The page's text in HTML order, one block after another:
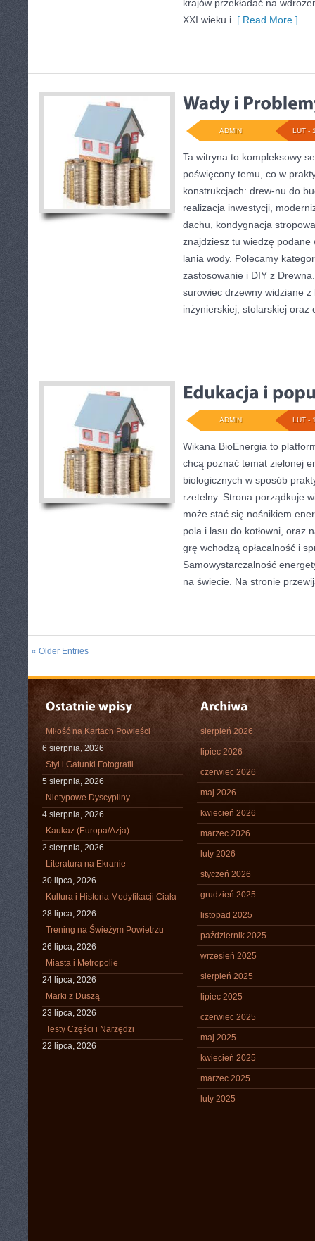
krajów przekładać na
XXI wieku i [ Read More ]
LUT -
ADMIN
Ta witryna to kompleksowy
poświęcony temu, co w
konstrukcjach: drew-nu do
realizacja inwestycji,
dachu, kondygnacja
znajdziesz tu wiedzę podane
lania wody. Polecamy
zastosowanie i DIY z
surowiec drzewny widziane
inżynierskiej, stolarskiej oraz
LUT -
ADMIN
Wikana BioEnergia to
chcą poznać temat zielonej
biologicznych w sposób
rzetelny. Strona porządkuje
może stać się nośnikiem
pola i lasu do kotłowni, oraz
grę wchodzą opłacalność i
Samowystarczalność
na świecie. Na stronie
« Older Entries
Miłość na Kartach Powieści
6 sierpnia, 2026
Styl i Gatunki Fotografii
5 sierpnia, 2026
Nietypowe Dyscypliny
4 sierpnia, 2026
Kaukaz (Europa/Azja)
2 sierpnia, 2026
Literatura na Ekranie
30 lipca, 2026
Kultura i Historia Modyfikacji Ciała
28 lipca, 2026
Trening na Świeżym Powietrzu
26 lipca, 2026
Miasta i Metropolie
24 lipca, 2026
Marki z Duszą
23 lipca, 2026
Testy Części i Narzędzi
22 lipca, 2026
sierpień 2026
lipiec 2026
czerwiec 2026
maj 2026
kwiecień 2026
marzec 2026
luty 2026
styczeń 2026
grudzień 2025
listopad 2025
październik 2025
wrzesień 2025
sierpień 2025
lipiec 2025
czerwiec 2025
maj 2025
kwiecień 2025
marzec 2025
luty 2025